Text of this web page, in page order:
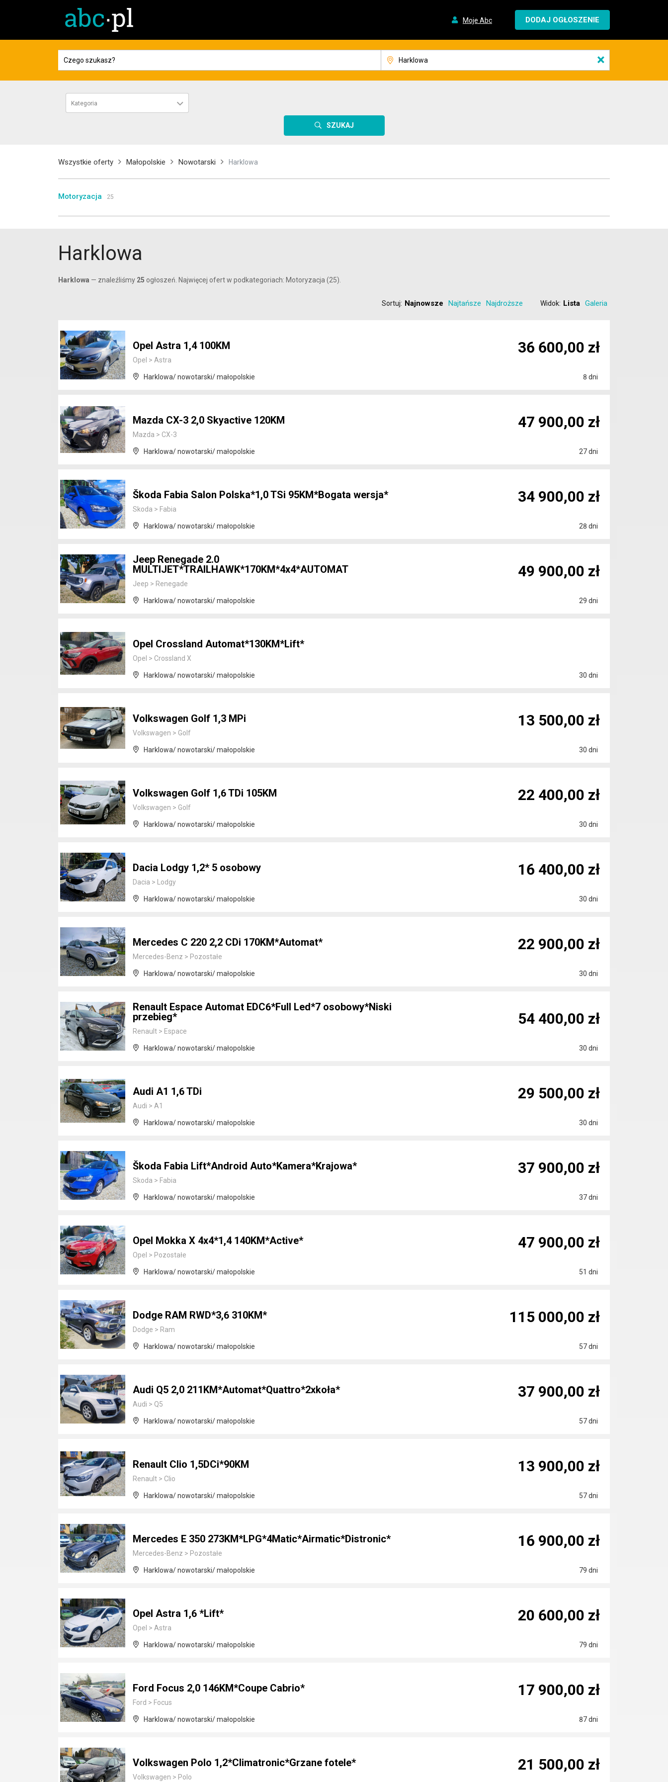
Moje Abc DODAJ OGŁOSZENIE
×
Kategoria
SZUKAJ
Wszystkie oferty Małopolskie Nowotarski Harklowa
Motoryzacja 25
Harklowa
Harklowa — znaleźliśmy 25 ogłoszeń. Najwięcej ofert w podkategoriach: Motoryzacja (25).
Sortuj: Najnowsze Najtańsze Najdroższe Widok: Lista Galeria
Opel Astra 1,4 100KM
Opel > Astra
Harklowa/ nowotarski/ małopolskie 8 dni
36 600,00 zł
Mazda CX-3 2,0 Skyactive 120KM
Mazda > CX-3
Harklowa/ nowotarski/ małopolskie 27 dni
47 900,00 zł
Škoda Fabia Salon Polska*1,0 TSi 95KM*Bogata wersja*
Skoda > Fabia
Harklowa/ nowotarski/ małopolskie 28 dni
34 900,00 zł
Jeep Renegade 2.0
MULTIJET*TRAILHAWK*170KM*4x4*AUTOMAT
Jeep > Renegade
Harklowa/ nowotarski/ małopolskie 29 dni
49 900,00 zł
Opel Crossland Automat*130KM*Lift*
Opel > Crossland X
Harklowa/ nowotarski/ małopolskie 30 dni
Volkswagen Golf 1,3 MPi
Volkswagen > Golf
Harklowa/ nowotarski/ małopolskie 30 dni
13 500,00 zł
Volkswagen Golf 1,6 TDi 105KM
Volkswagen > Golf
Harklowa/ nowotarski/ małopolskie 30 dni
22 400,00 zł
Dacia Lodgy 1,2* 5 osobowy
Dacia > Lodgy
Harklowa/ nowotarski/ małopolskie 30 dni
16 400,00 zł
Mercedes C 220 2,2 CDi 170KM*Automat*
Mercedes-Benz > Pozostałe
Harklowa/ nowotarski/ małopolskie 30 dni
22 900,00 zł
Renault Espace Automat EDC6*Full Led*7 osobowy*Niski
przebieg*
Renault > Espace
Harklowa/ nowotarski/ małopolskie 30 dni
54 400,00 zł
Audi A1 1,6 TDi
Audi > A1
Harklowa/ nowotarski/ małopolskie 30 dni
29 500,00 zł
Škoda Fabia Lift*Android Auto*Kamera*Krajowa*
Skoda > Fabia
Harklowa/ nowotarski/ małopolskie 37 dni
37 900,00 zł
Opel Mokka X 4x4*1,4 140KM*Active*
Opel > Pozostałe
Harklowa/ nowotarski/ małopolskie 51 dni
47 900,00 zł
Dodge RAM RWD*3,6 310KM*
Dodge > Ram
Harklowa/ nowotarski/ małopolskie 57 dni
115 000,00 zł
Audi Q5 2,0 211KM*Automat*Quattro*2xkoła*
Audi > Q5
Harklowa/ nowotarski/ małopolskie 57 dni
37 900,00 zł
Renault Clio 1,5DCi*90KM
Renault > Clio
Harklowa/ nowotarski/ małopolskie 57 dni
13 900,00 zł
Mercedes E 350 273KM*LPG*4Matic*Airmatic*Distronic*
Mercedes-Benz > Pozostałe
Harklowa/ nowotarski/ małopolskie 79 dni
16 900,00 zł
Opel Astra 1,6 *Lift*
Opel > Astra
Harklowa/ nowotarski/ małopolskie 79 dni
20 600,00 zł
Ford Focus 2,0 146KM*Coupe Cabrio*
Ford > Focus
Harklowa/ nowotarski/ małopolskie 87 dni
17 900,00 zł
Volkswagen Polo 1,2*Climatronic*Grzane fotele*
Volkswagen > Polo
21 500,00 zł